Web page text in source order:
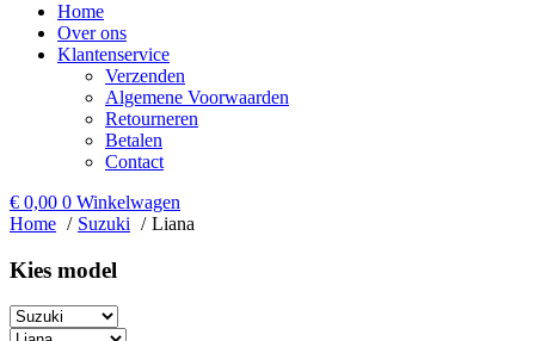
Home
Over ons
Klantenservice
Verzenden
Algemene Voorwaarden
Retourneren
Betalen
Contact
€ 0,00 0 Winkelwagen
Home
Suzuki Liana
Kies model​